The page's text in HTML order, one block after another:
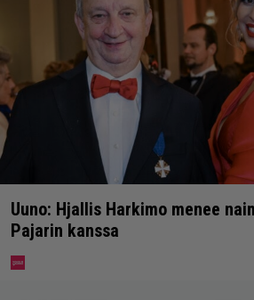
Uuno: Hjallis Harkimo menee
Pajarin kanssa